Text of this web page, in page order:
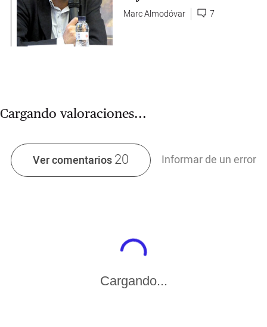
Marc Almodóvar 7
Cargando valoraciones...
Ver comentarios20 Informar de un error
Cargando...